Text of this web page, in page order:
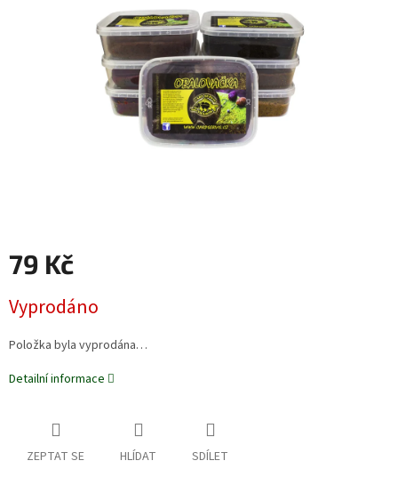
79 Kč
cena:
Vyprodáno
Položka byla vyprodána…
Detailní informace
ZEPTAT SE HLÍDAT SDÍLET